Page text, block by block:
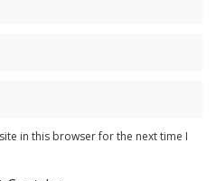
in this browser for the next time I